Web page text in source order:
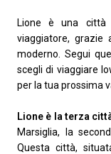
Lione è una città
viaggiatore, grazie
moderno. Segui
scegli di viaggiare
per la tua prossima
Lione è la terza
Marsiglia, la
Questa città,